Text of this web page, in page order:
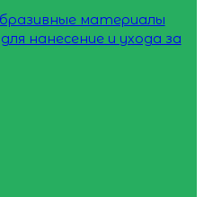
материалы
нанесение и ухода за